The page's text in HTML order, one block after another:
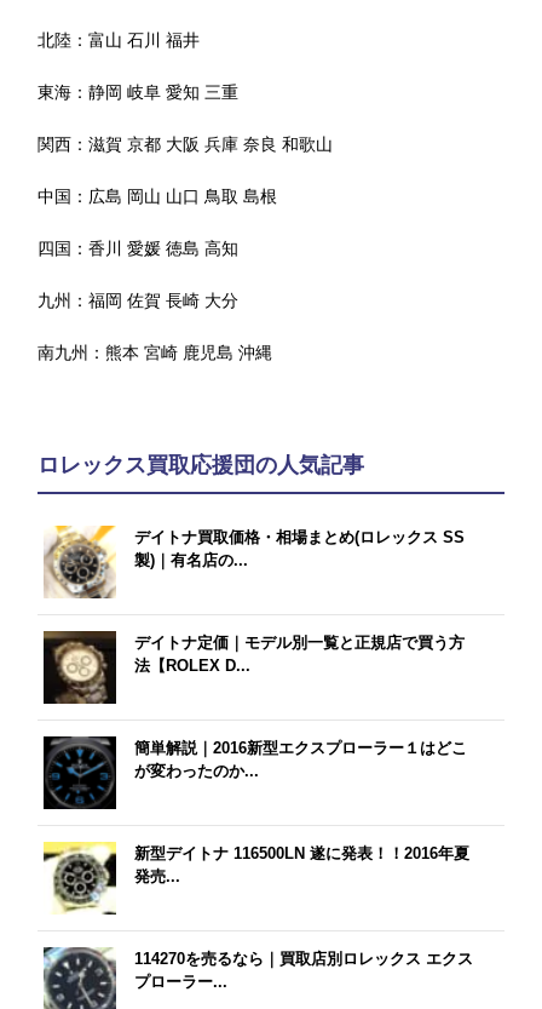
北陸：富山 石川 福井
東海：静岡 岐阜 愛知 三重
関西：滋賀 京都 大阪 兵庫 奈良 和歌山
中国： 広島 岡山 山口 鳥取 島根
四国：香川 愛媛 徳島 高知
九州：福岡 佐賀 長崎 大分
南九州：熊本 宮崎 鹿児島 沖縄
ロレックス買取応援団の人気記事
デイトナ買取価格・相場まとめ(ロレックス SS
製)｜有名店の...
デイトナ定価｜モデル別一覧と正規店で買う方
法【ROLEX D...
簡単解説｜2016新型エクスプローラー１はどこ
が変わったのか...
新型デイトナ 116500LN 遂に発表！！2016年夏
発売...
114270を売るなら｜買取店別ロレックス エクス
プローラー...